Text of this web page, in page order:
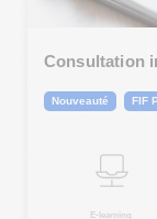
Consultation
Nouveauté FIF
E-learning